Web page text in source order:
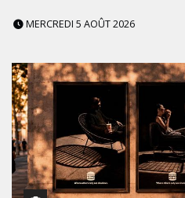
MERCREDI 5 AOÛT 2026